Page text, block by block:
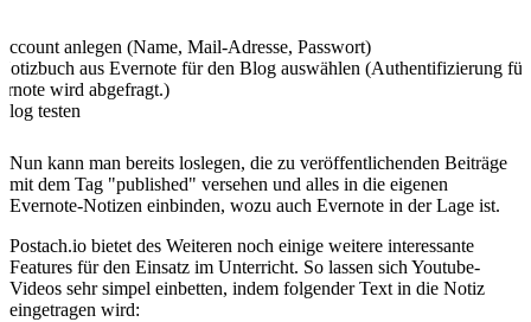
anlegen (Name, Mail-Adresse, Passwort)
aus Evernote für den Blog auswählen (Authentifizierung für
wird abgefragt.)
testen
Nun kann man bereits loslegen, die zu veröffentlichenden Beiträge
mit dem Tag "published" versehen und alles in die eigenen
Evernote-Notizen einbinden, wozu auch Evernote in der Lage ist.
Postach.io bietet des Weiteren noch einige weitere interessante
Features für den Einsatz im Unterricht. So lassen sich Youtube-
Videos sehr simpel einbetten, indem folgender Text in die Notiz
eingetragen wird: